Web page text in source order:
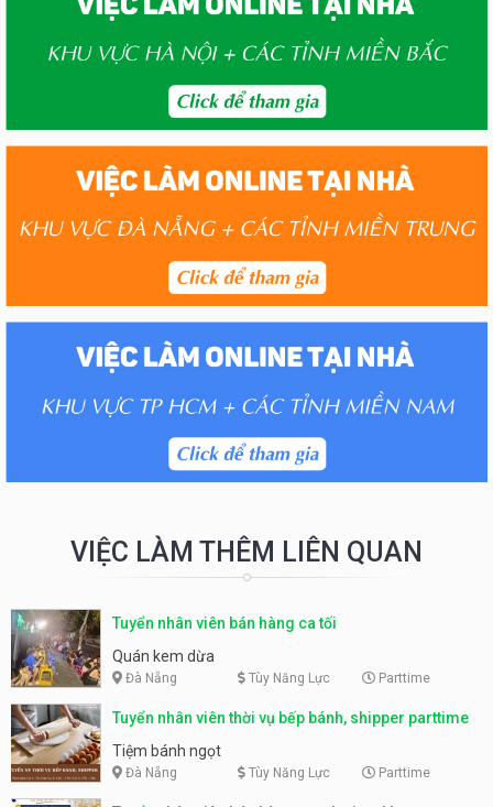
VIỆC LÀM THÊM LIÊN QUAN
Tuyển nhân viên bán hàng ca tối
Quán kem dừa
Đà Nẵng Tùy Năng Lực Parttime
Tuyển nhân viên thời vụ bếp bánh, shipper parttime
Tiệm bánh ngọt
Đà Nẵng Tùy Năng Lực Parttime